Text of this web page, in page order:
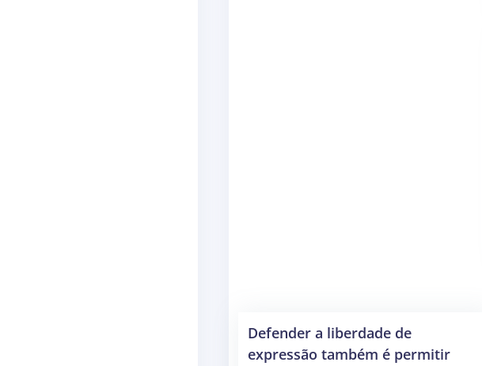
Defender a liberdade de
expressão também é permitir